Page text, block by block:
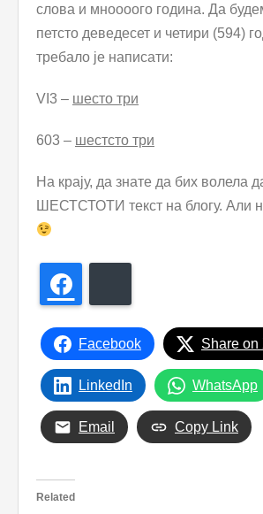
слова и мноооого година. Да
петсто деведесет и четири (594)
требало је написати:
VI3 – шесто три
603 – шестсто три
На крају, да знате да бих волела
ШЕСТСТОТИ текст на блогу. Али
Facebook Share on
LinkedIn WhatsApp
Email Copy Link
Related